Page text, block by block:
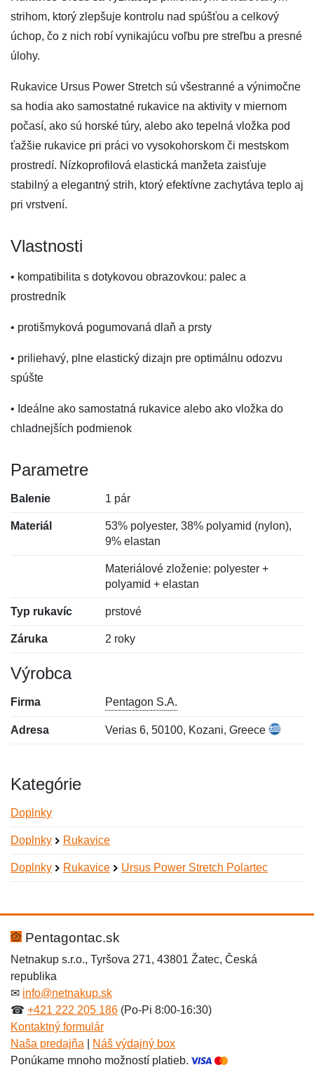
strihom, ktorý zlepšuje kontrolu nad spúšťou a celkový
úchop, čo z nich robí vynikajúcu voľbu pre streľbu a presné
úlohy.
Rukavice Ursus Power Stretch sú všestranné a výnimočne
sa hodia ako samostatné rukavice na aktivity v miernom
počasí, ako sú horské túry, alebo ako tepelná vložka pod
ťažšie rukavice pri práci vo vysokohorskom či mestskom
prostredí. Nízkoprofilová elastická manžeta zaisťuje
stabilný a elegantný strih, ktorý efektívne zachytáva teplo aj
pri vrstvení.
Vlastnosti
• kompatibilita s dotykovou obrazovkou: palec a
prostredník
• protišmyková pogumovaná dlaň a prsty
• priliehavý, plne elastický dizajn pre optimálnu odozvu
spúšte
• Ideálne ako samostatná rukavice alebo ako vložka do
chladnejších podmienok
Parametre
Balenie 1 pár
Materiál
53% polyester, 38% polyamid (nylon),
9% elastan
Materiálové zloženie: polyester +
polyamid + elastan
Typ rukavíc prstové
Záruka 2 roky
Výrobca
Firma Pentagon S.A.
Adresa Verias 6, 50100, Kozani, Greece
Kategórie
Doplnky
Doplnky Rukavice
Doplnky Rukavice Ursus Power Stretch Polartec
Hodnotenie:
Meno:*
E-mail:
Meno:
E-mail:*
Správa*
Pentagontac.sk
Netnakup s.r.o., Tyršova 271, 43801 Žatec, Česká
republika
✉ info@netnakup.sk
☎ +421 222 205 186 (Po-Pi 8:00-16:30)
Kontaktný formulár
Naša predajňa
Náš výdajný box
Ponúkame mnoho možností platieb.